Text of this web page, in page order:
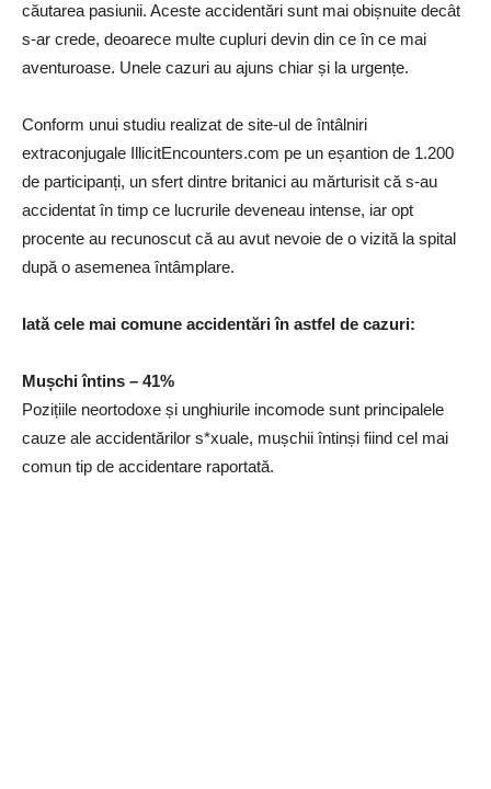
căutarea pasiunii. Aceste accidentări sunt mai obișnuite decât
s-ar crede, deoarece multe cupluri devin din ce în ce mai
aventuroase. Unele cazuri au ajuns chiar și la urgențe.
Conform unui studiu realizat de site-ul de întâlniri
extraconjugale IllicitEncounters.com pe un eșantion de 1.200
de participanți, un sfert dintre britanici au mărturisit că s-au
accidentat în timp ce lucrurile deveneau intense, iar opt
procente au recunoscut că au avut nevoie de o vizită la spital
după o asemenea întâmplare.
Iată cele mai comune accidentări în astfel de cazuri:
Mușchi întins – 41%
Pozițiile neortodoxe și unghiurile incomode sunt principalele
cauze ale accidentărilor s*xuale, mușchii întinși fiind cel mai
comun tip de accidentare raportată.